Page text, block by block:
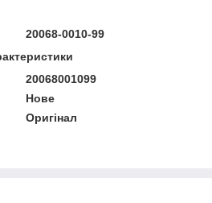
20068-0010-99
20068001099
Нове
Оригінал